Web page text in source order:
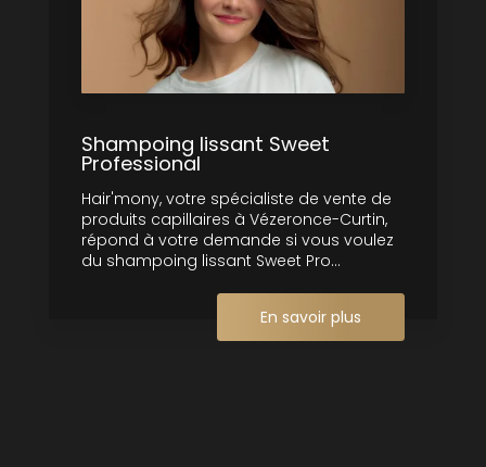
Shampoing lissant Sweet
Professional
Hair'mony, votre spécialiste de vente de
produits capillaires à Vézeronce-Curtin,
répond à votre demande si vous voulez
du shampoing lissant Sweet Pro...
En savoir plus